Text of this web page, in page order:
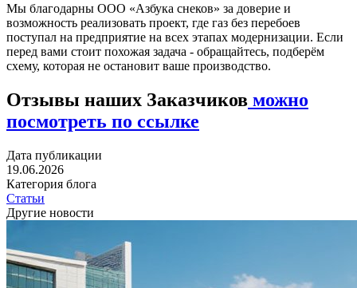
Мы благодарны ООО «Азбука снеков» за доверие и
возможность реализовать проект, где газ без перебоев
поступал на предприятие на всех этапах модернизации. Если
перед вами стоит похожая задача - обращайтесь, подберём
схему, которая не остановит ваше производство.
Отзывы наших Заказчиков можно
посмотреть по ссылке
Дата публикации
19.06.2026
Категория блога
Статьи
Другие новости